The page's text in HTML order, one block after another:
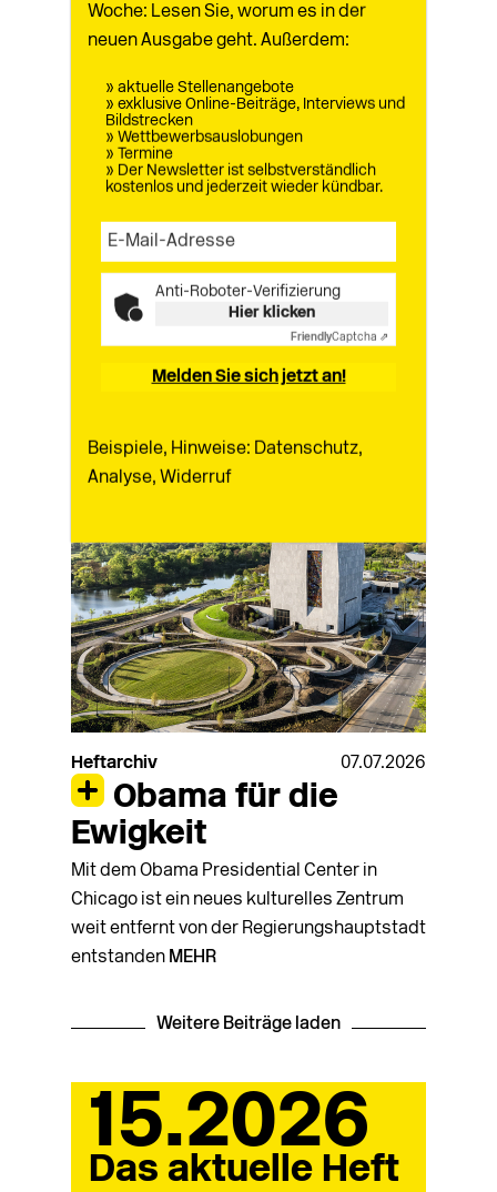
Woche: Lesen Sie, worum es in der
neuen Ausgabe geht. Außerdem:
» aktuelle Stellenangebote
» exklusive Online-Beiträge, Interviews und
Bildstrecken
» Wettbewerbsauslobungen
» Termine
» Der Newsletter ist selbstverständlich
kostenlos und jederzeit wieder kündbar.
Anti-Roboter-Verifizierung
Hier klicken
FriendlyCaptcha ⇗
Melden Sie sich jetzt an!
Beispiele, Hinweise: Datenschutz,
Analyse, Widerruf
Heftarchiv
Vom Stein zur
Feder
Eine Ausstellung im Pariser Maison de
Victor Hugo (1802–1885) widmet sich dem
Verhältnis des Schriftstellers zur
Architektur
Heftarchiv 07.07.2026
Obama für die
Ewigkeit
Mit dem Obama Presidential Center in
Chicago ist ein neues kulturelles Zentrum
weit entfernt von der Regierungshauptstadt
entstanden MEHR
Weitere Beiträge laden
15.2026
Das aktuelle Heft